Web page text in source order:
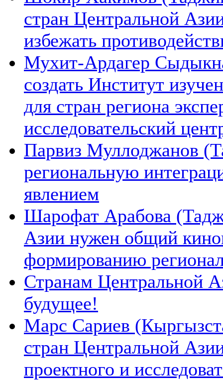
стран Центральной
избежать
Мухит-Ардагер
создать Институт
для стран региона
исследовательский
Парвиз Муллоджанов
региональную
явлением
Шарофат Арабова
Азии нужен общий
формированию
Странам Центральной
будущее!
Марс Сариев
стран Центральной
проектного и